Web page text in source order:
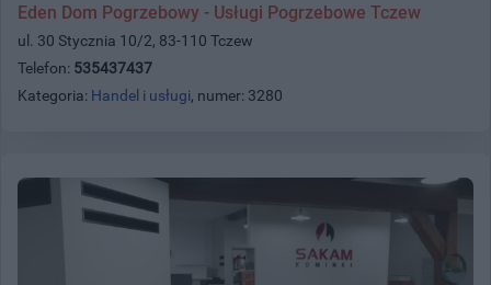
Eden Dom Pogrzebowy - Usługi Pogrzebowe Tczew
ul. 30 Stycznia 10/2, 83-110 Tczew
Telefon: 535437437
Kategoria: Handel i usługi, numer: 3280